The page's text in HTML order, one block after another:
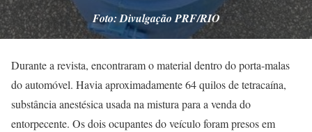
Foto: Divulgação PRF/RIO
Durante a revista, encontraram o material dentro do porta-malas
do automóvel. Havia aproximadamente 64 quilos de tetracaína,
substância anestésica usada na mistura para a venda do
entorpecente. Os dois ocupantes do veículo foram presos em